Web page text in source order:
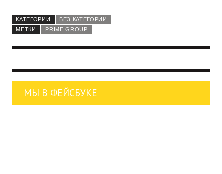
КАТЕГОРИИ
БЕЗ КАТЕГОРИИ
МЕТКИ
PRIME GROUP
МЫ В ФЕЙСБУКЕ